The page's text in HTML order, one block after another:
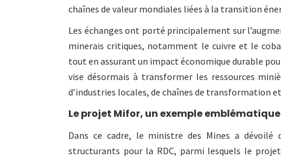
chaînes de valeur mondiales liées à la transition
Les échanges ont porté principalement sur
minerais critiques, notamment le cuivre et le
tout en assurant un impact économique durable
vise désormais à transformer les ressources
d’industries locales, de chaînes de transformation
Le projet Mifor, un exemple emblématique
Dans ce cadre, le ministre des Mines a
structurants pour la RDC, parmi lesquels le